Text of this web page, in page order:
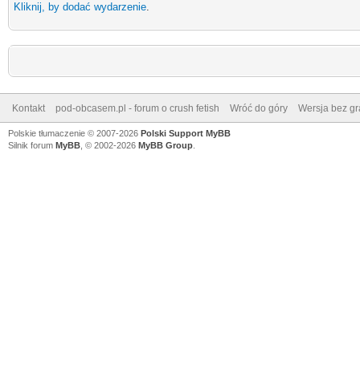
Kliknij, by dodać wydarzenie.
Kontakt pod-obcasem.pl - forum o crush fetish Wróć do góry Wersja bez
Polskie tłumaczenie © 2007-2026 Polski Support MyBB
Silnik forum MyBB , © 2002-2026 MyBB Group